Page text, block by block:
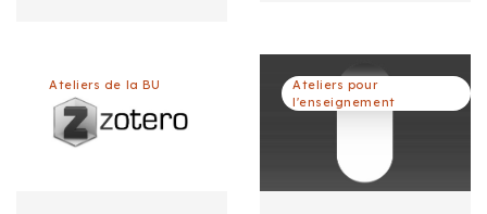
Ateliers de la BU
Ateliers pour
l'enseignement